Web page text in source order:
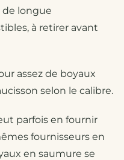
de longue
à retirer avant
assez de boyaux
selon le calibre.
parfois en fournir
fournisseurs en
en saumure se